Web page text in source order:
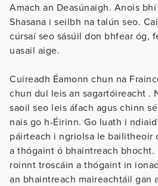
Amach an Deasúnaigh. Anois
Shasana i seilbh na talún seo.
cúrsaí seo sásúil don bhfear óg,
uasail aige.
Cuireadh Éamonn chun na
chun dul leis an sagartóireacht .
saoil seo leis áfach agus chinn
nais go h-Éirinn. Go luath i
páirteach i ngriolsa le bailitheoir
a thógaint ó bhaintreach bhocht.
roinnt troscáin a thógaint in
an bhaintreach maireachtáil gan